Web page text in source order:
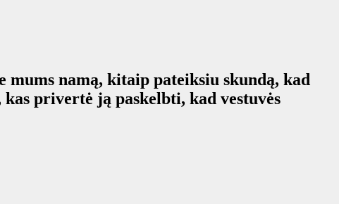
namą, kitaip pateiksiu skundą, kad
privertė ją paskelbti, kad vestuvės